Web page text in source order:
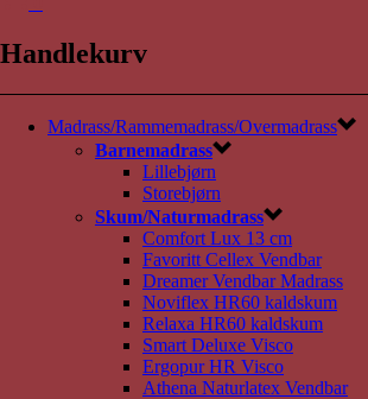
Handlekurv
Madrass/Rammemadrass/Overmadrass
Barnemadrass
Lillebjørn
Storebjørn
Skum/Naturmadrass
Comfort Lux 13 cm
Favoritt Cellex Vendbar
Dreamer Vendbar Madrass
Noviflex HR60 kaldskum
Relaxa HR60 kaldskum
Smart Deluxe Visco
Ergopur HR Visco
Athena Naturlatex Vendbar